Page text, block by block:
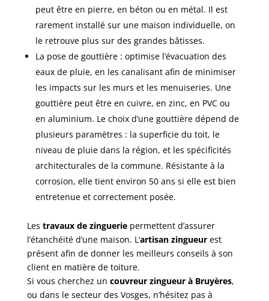
peut être en pierre, en béton ou en métal. Il est
rarement installé sur une maison individuelle, on
le retrouve plus sur des grandes bâtisses.
La pose de gouttière : optimise l’évacuation des
eaux de pluie, en les canalisant afin de minimiser
les impacts sur les murs et les menuiseries. Une
gouttière peut être en cuivre, en zinc, en PVC ou
en aluminium. Le choix d’une gouttière dépend de
plusieurs paramètres : la superficie du toit, le
niveau de pluie dans la région, et les spécificités
architecturales de la commune. Résistante à la
corrosion, elle tient environ 50 ans si elle est bien
entretenue et correctement posée.
Les travaux de zingueriepermettent d’assurer
l’étanchéité d’une maison. L’artisan zingueurest
présent afin de donner les meilleurs conseils à son
client en matière de toiture.
Si vous cherchez un couvreur zingueur à Bruyères,
ou dans le secteur des Vosges, n’hésitez pas à